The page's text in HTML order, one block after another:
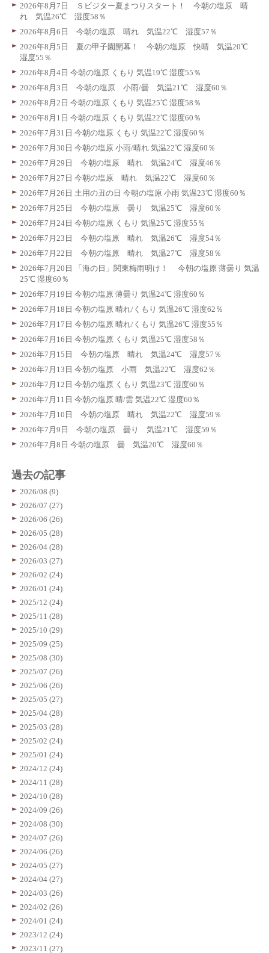
2026年8月7日 Ｓビジター夏まつりスタート！ 今朝の塩原 晴
れ 気温26℃ 湿度58％
2026年8月6日 今朝の塩原 晴れ 気温22℃ 湿度57％
2026年8月5日 夏の甲子園開幕！ 今朝の塩原 快晴 気温20℃
湿度55％
2026年8月4日 今朝の塩原 くもり 気温19℃ 湿度55％
2026年8月3日 今朝の塩原 小雨/曇 気温21℃ 湿度60％
2026年8月2日 今朝の塩原 くもり 気温25℃ 湿度58％
2026年8月1日 今朝の塩原 くもり 気温22℃ 湿度60％
2026年7月31日 今朝の塩原 くもり 気温22℃ 湿度60％
2026年7月30日 今朝の塩原 小雨/晴れ 気温22℃ 湿度60％
2026年7月29日 今朝の塩原 晴れ 気温24℃ 湿度46％
2026年7月27日 今朝の塩原 晴れ 気温22℃ 湿度60％
2026年7月26日 土用の丑の日 今朝の塩原 小雨 気温23℃ 湿度60％
2026年7月25日 今朝の塩原 曇り 気温25℃ 湿度60％
2026年7月24日 今朝の塩原 くもり 気温25℃ 湿度55％
2026年7月23日 今朝の塩原 晴れ 気温26℃ 湿度54％
2026年7月22日 今朝の塩原 晴れ 気温27℃ 湿度58％
2026年7月20日 「海の日」関東梅雨明け！ 今朝の塩原 薄曇り 気温
25℃ 湿度60％
2026年7月19日 今朝の塩原 薄曇り 気温24℃ 湿度60％
2026年7月18日 今朝の塩原 晴れ/くもり 気温26℃ 湿度62％
2026年7月17日 今朝の塩原 晴れ/くもり 気温26℃ 湿度55％
2026年7月16日 今朝の塩原 くもり 気温25℃ 湿度58％
2026年7月15日 今朝の塩原 晴れ 気温24℃ 湿度57％
2026年7月13日 今朝の塩原 小雨 気温22℃ 湿度62％
2026年7月12日 今朝の塩原 くもり 気温23℃ 湿度60％
2026年7月11日 今朝の塩原 晴/雲 気温22℃ 湿度60％
2026年7月10日 今朝の塩原 晴れ 気温22℃ 湿度59％
2026年7月9日 今朝の塩原 曇り 気温21℃ 湿度59％
2026年7月8日 今朝の塩原 曇 気温20℃ 湿度60％
過去の記事
2026/08 (9)
2026/07 (27)
2026/06 (26)
2026/05 (28)
2026/04 (28)
2026/03 (27)
2026/02 (24)
2026/01 (24)
2025/12 (24)
2025/11 (28)
2025/10 (29)
2025/09 (25)
2025/08 (30)
2025/07 (26)
2025/06 (26)
2025/05 (27)
2025/04 (28)
2025/03 (28)
2025/02 (24)
2025/01 (24)
2024/12 (24)
2024/11 (28)
2024/10 (28)
2024/09 (26)
2024/08 (30)
2024/07 (26)
2024/06 (26)
2024/05 (27)
2024/04 (27)
2024/03 (26)
2024/02 (26)
2024/01 (24)
2023/12 (24)
2023/11 (27)